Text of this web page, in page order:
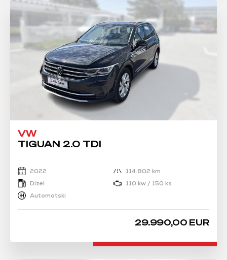
VW
TIGUAN 2.0 TDI
2022
114.802 km
Dizel
110 kw / 150 ks
Automatski
29.990,00 EUR